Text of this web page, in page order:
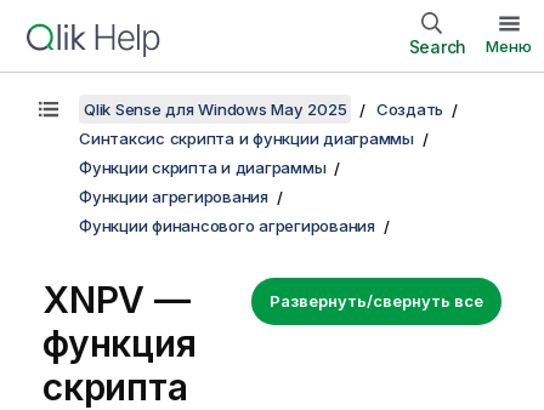
Search Меню
Qlik Sense для Windows May 2025
Создать
Синтаксис скрипта и функции диаграммы
Функции скрипта и диаграммы
Функции агрегирования
Функции финансового агрегирования
Развернуть/свернуть все
XNPV —
функция
скрипта